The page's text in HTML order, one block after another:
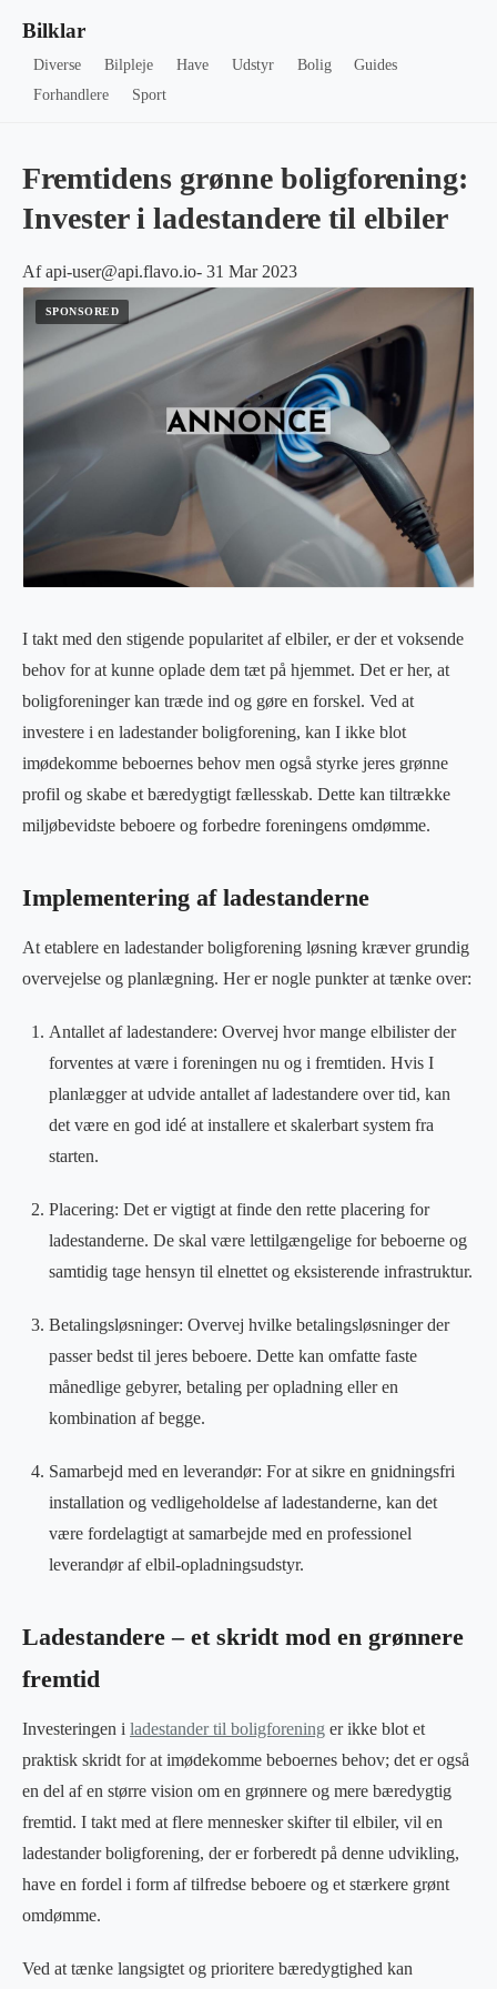
Bilklar
Diverse Bilpleje Have Udstyr Bolig
Guides
Forhandlere
Sport
Fremtidens grønne boligforening:
Invester i ladestandere til elbiler
Af api-user@api.flavo.io- 31 Mar 2023
I takt med den stigende popularitet af elbiler, er der et voksende
behov for at kunne oplade dem tæt på hjemmet. Det er her, at
boligforeninger kan træde ind og gøre en forskel. Ved at
investere i en ladestander boligforening, kan I ikke blot
imødekomme beboernes behov men også styrke jeres grønne
profil og skabe et bæredygtigt fællesskab. Dette kan tiltrække
miljøbevidste beboere og forbedre foreningens omdømme.
Implementering af ladestanderne
At etablere en ladestander boligforening løsning kræver grundig
overvejelse og planlægning. Her er nogle punkter at tænke over:
Antallet af ladestandere: Overvej hvor mange elbilister der
forventes at være i foreningen nu og i fremtiden. Hvis I
planlægger at udvide antallet af ladestandere over tid, kan
det være en god idé at installere et skalerbart system fra
starten.
Placering: Det er vigtigt at finde den rette placering for
ladestanderne. De skal være lettilgængelige for beboerne og
samtidig tage hensyn til elnettet og eksisterende infrastruktur.
Betalingsløsninger: Overvej hvilke betalingsløsninger der
passer bedst til jeres beboere. Dette kan omfatte faste
månedlige gebyrer, betaling per opladning eller en
kombination af begge.
Samarbejd med en leverandør: For at sikre en gnidningsfri
installation og vedligeholdelse af ladestanderne, kan det
være fordelagtigt at samarbejde med en professionel
leverandør af elbil-opladningsudstyr.
Ladestandere – et skridt mod en grønnere
fremtid
Investeringen i ladestander til boligforening er ikke blot et
praktisk skridt for at imødekomme beboernes behov; det er også
en del af en større vision om en grønnere og mere bæredygtig
fremtid. I takt med at flere mennesker skifter til elbiler, vil en
ladestander boligforening, der er forberedt på denne udvikling,
have en fordel i form af tilfredse beboere og et stærkere grønt
omdømme.
Ved at tænke langsigtet og prioritere bæredygtighed kan